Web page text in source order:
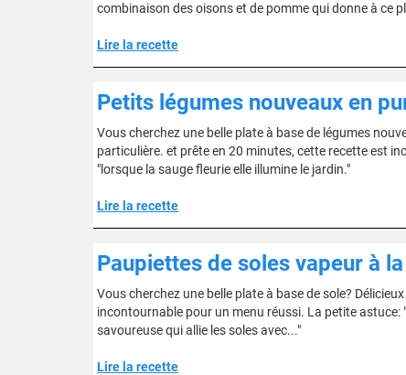
combinaison des oisons et de pomme qui donne à ce
Lire la recette
Petits légumes nouveaux en
Vous cherchez une belle plate à base de légumes
particulière. et prête en 20 minutes, cette recette est
"lorsque la sauge fleurie elle illumine le jardin."
Lire la recette
Paupiettes de soles vapeur à
Vous cherchez une belle plate à base de sole?
incontournable pour un menu réussi. La petite astuce:
savoureuse qui allie les soles avec..."
Lire la recette